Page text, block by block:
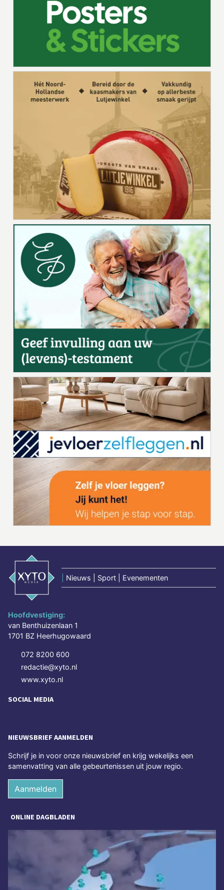
Nieuws | Sport | Evenementen
Hoofdvestiging:
van Benthuizenlaan 1
1701 BZ Heerhugowaard
072 8200 600
redactie@xyto.nl
www.xyto.nl
SOCIAL MEDIA
NIEUWSBRIEF AANMELDEN
Schrijf je in voor onze nieuwsbrief en krijg wekelijks een
samenvatting van alle gebeurtenissen uit jouw regio.
Aanmelden
ONLINE DAGBLADEN